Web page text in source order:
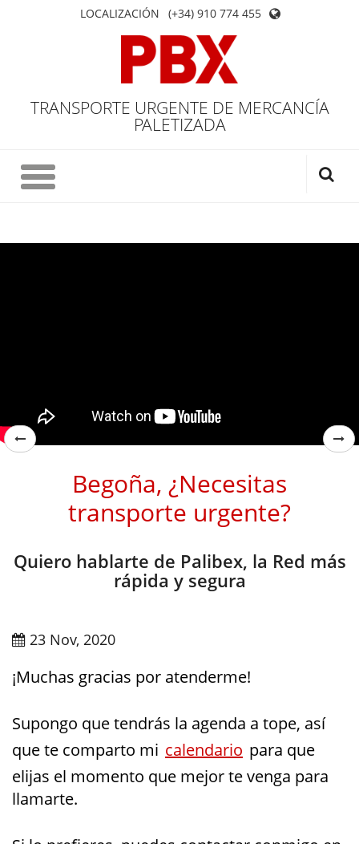
LOCALIZACIÓN (+34) 910 774 455
TRANSPORTE URGENTE DE MERCANCÍA
PALETIZADA
Begoña, ¿Necesitas
transporte urgente?
Quiero hablarte de Palibex, la Red más
rápida y segura
23 Nov, 2020
¡Muchas gracias por atenderme!
Supongo que tendrás la agenda a tope, así
que te comparto mi calendario para que
elijas el momento que mejor te venga para
llamarte.